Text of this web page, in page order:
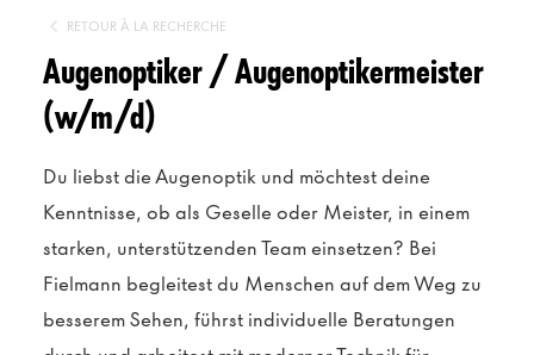
RETOUR À LA RECHERCHE
Augenoptiker / Augenoptikermeister
(w/m/d)
Du liebst die Augenoptik und möchtest deine
Kenntnisse, ob als Geselle oder Meister, in einem
starken, unterstützenden Team einsetzen? Bei
Fielmann begleitest du Menschen auf dem Weg zu
besserem Sehen, führst individuelle Beratungen